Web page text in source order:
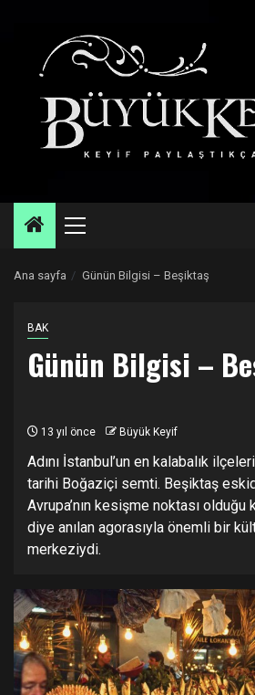
Primary
Ana sayfa Günün Bilgisi – Beşiktaş
BAK
Günün Bilgisi –
13 yıl önce Büyük Keyif
Adını İstanbul’un en kalabalık
tarihi Boğaziçi semti. Beşiktaş
Avrupa’nın kesişme noktası olduğu
diye anılan agorasıyla önemli bir
merkeziydi.